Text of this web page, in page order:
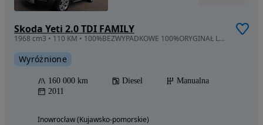
Skoda Yeti 2.0 TDI FAMILY
1968 cm3 • 110 KM • 100%BEZWYPADKOWE 100%ORYGINAŁ LAKIER Stan dla wymagających Zobacz..
Wyróżnione
160 000 km Diesel
Manualna
2011
Inowrocław (Kujawsko-pomorskie)